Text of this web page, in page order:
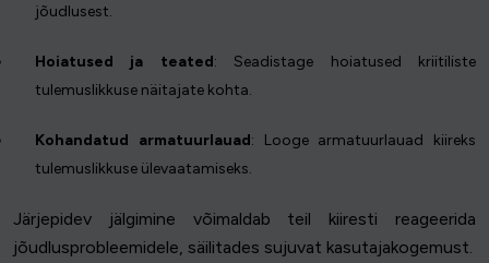
jõudlusest.
Hoiatused ja teated: Seadistage hoiatused kriitiliste
tulemuslikkuse näitajate kohta.
Kohandatud armatuurlauad: Looge armatuurlauad kiireks
tulemuslikkuse ülevaatamiseks.
Järjepidev jälgimine võimaldab teil kiiresti reageerida
jõudlusprobleemidele, säilitades sujuvat kasutajakogemust.